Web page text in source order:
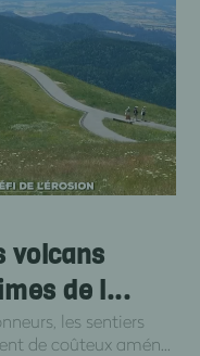
volcans
de l...
les sentiers
de coûteux amén...